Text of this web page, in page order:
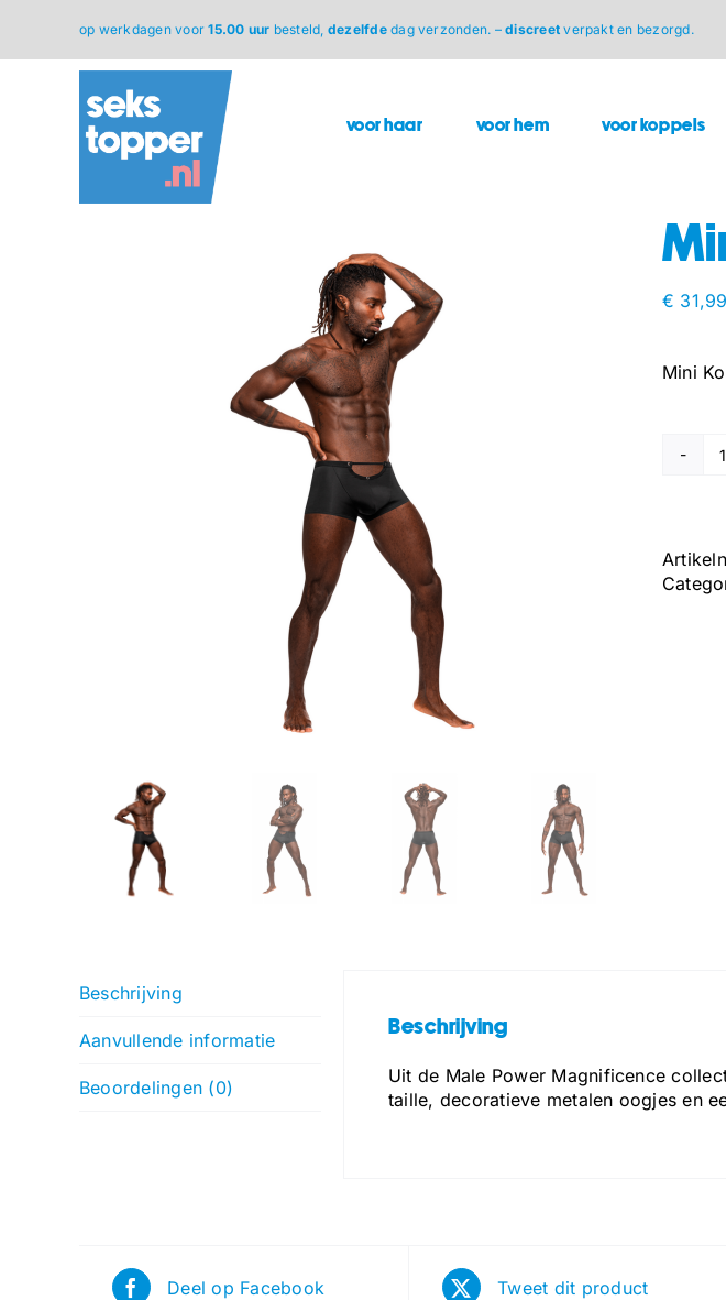
inhoud
op werkdagen voor15.00 uur besteld, dezelfdedag verzonden. –discreet verpakt en bezorgd.
voor haar voor hem voor koppels
€ 31,99
Mini
Beschrijving
Aanvullende informatie
Beoordelingen (0)
Beschrijving
Uit de Male Power Magnificence
taille, decoratieve metalen oogjes en
Deel op Facebook Tweet dit product